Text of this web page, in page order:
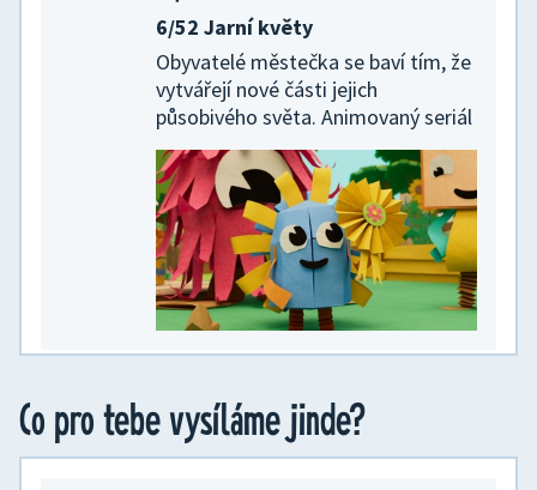
6/52 Jarní květy
Obyvatelé městečka se baví tím, že
vytvářejí nové části jejich
působivého světa. Animovaný seriál
06:20 Lu a Parta uličníků
Barnabyho volba
Co pro tebe vysíláme jinde?